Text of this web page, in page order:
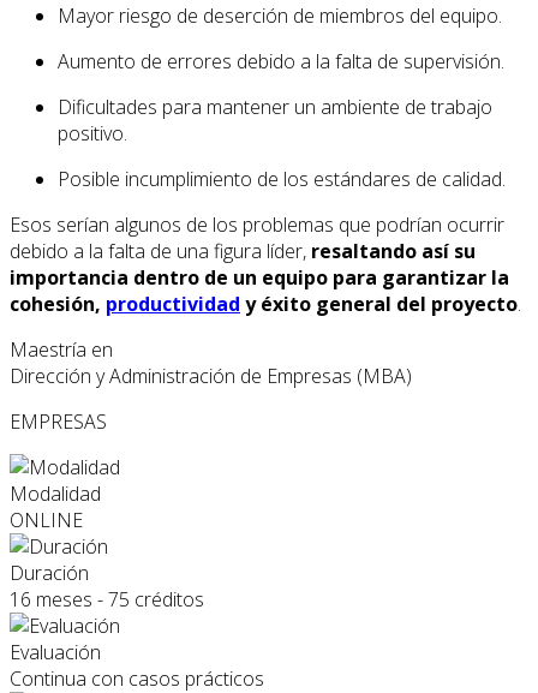
Mayor riesgo de deserción de miembros del equipo.
Aumento de errores debido a la falta de supervisión.
Dificultades para mantener un ambiente de trabajo
positivo.
Posible incumplimiento de los estándares de calidad.
Esos serían algunos de los problemas que podrían ocurrir
debido a la falta de una figura líder, resaltando así su
importancia dentro de un equipo para garantizar la
cohesión, productividad y éxito general del proyecto.
Maestría en
Dirección y Administración de Empresas (MBA)
EMPRESAS
Modalidad
ONLINE
Duración
16 meses - 75 créditos
Evaluación
Continua con casos prácticos